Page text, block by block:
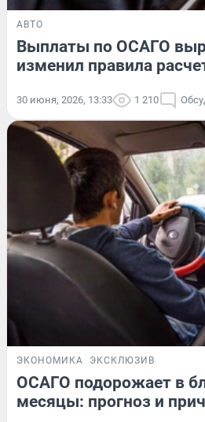
АВТО
Выплаты по ОСАГО
изменил правила
30 июня, 2026, 13:33 1 210
ЭКОНОМИКА ЭКСКЛЮЗИВ
ОСАГО подорожает в
месяцы: прогноз и